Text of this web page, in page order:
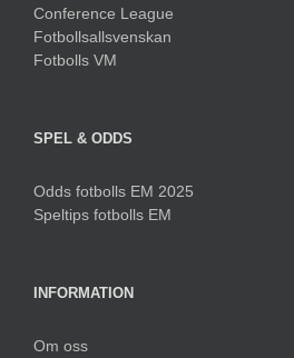
Conference League
Fotbollsallsvenskan
Fotbolls VM
SPEL & ODDS
Odds fotbolls EM 2025
Speltips fotbolls EM
INFORMATION
Om oss